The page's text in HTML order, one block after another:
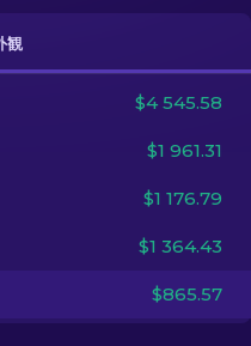
JA
観
$4 545.58
$1 961.31
$1 176.79
$1 364.43
$865.57